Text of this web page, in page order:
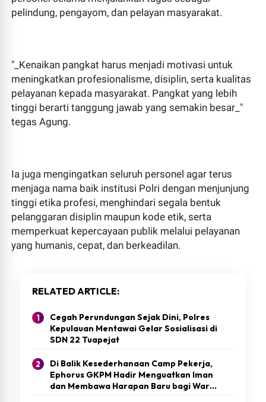
pelindung, pengayom, dan pelayan masyarakat.
"_Kenaikan pangkat harus menjadi motivasi untuk
meningkatkan profesionalisme, disiplin, serta kualitas
pelayanan kepada masyarakat. Pangkat yang lebih
tinggi berarti tanggung jawab yang semakin besar_"
tegas Agung.
Ia juga mengingatkan seluruh personel agar terus
menjaga nama baik institusi Polri dengan menjunjung
tinggi etika profesi, menghindari segala bentuk
pelanggaran disiplin maupun kode etik, serta
memperkuat kepercayaan publik melalui pelayanan
yang humanis, cepat, dan berkeadilan.
RELATED ARTICLE
Cegah Perundungan Sejak Dini, Polres
Kepulauan Mentawai Gelar Sosialisasi di
SDN 22 Tuapejat
Di Balik Kesederhanaan Camp Pekerja,
Ephorus GKPM Hadir Menguatkan Iman
dan Membawa Harapan Baru bagi Warga